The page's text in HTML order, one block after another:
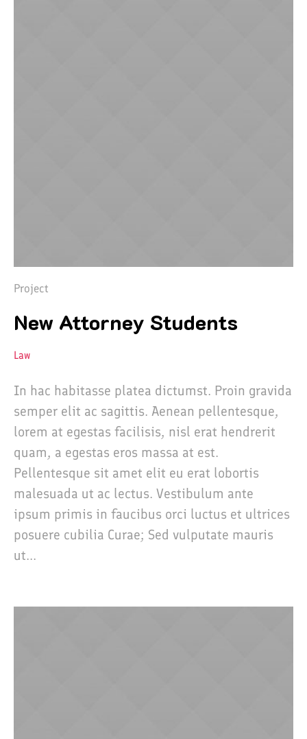
Project
New Attorney Students
Law
In hac habitasse platea dictumst. Proin gravida
semper elit ac sagittis. Aenean pellentesque,
lorem at egestas facilisis, nisl erat hendrerit
quam, a egestas eros massa at est.
Pellentesque sit amet elit eu erat lobortis
malesuada ut ac lectus. Vestibulum ante
ipsum primis in faucibus orci luctus et ultrices
posuere cubilia Curae; Sed vulputate mauris
ut...